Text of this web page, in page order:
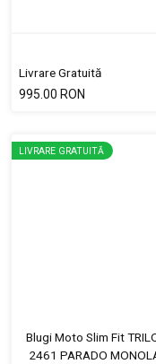
Livrare Gratuită
995.00 RON
LIVRARE GRATUITĂ
Blugi Moto Slim Fit
2461 PARADO